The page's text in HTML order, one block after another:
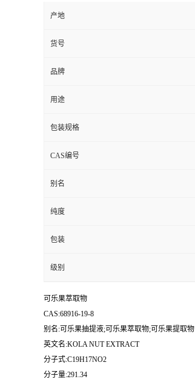
产地
货号
品牌
用途
包装规格
CAS编号
别名
纯度
包装
级别
可乐果萃取物
CAS:68916-19-8
别名:可乐果抽提液;可乐果萃取物;可乐果提取物
英文名:KOLA NUT EXTRACT
分子式:C19H17NO2
分子量:291.34